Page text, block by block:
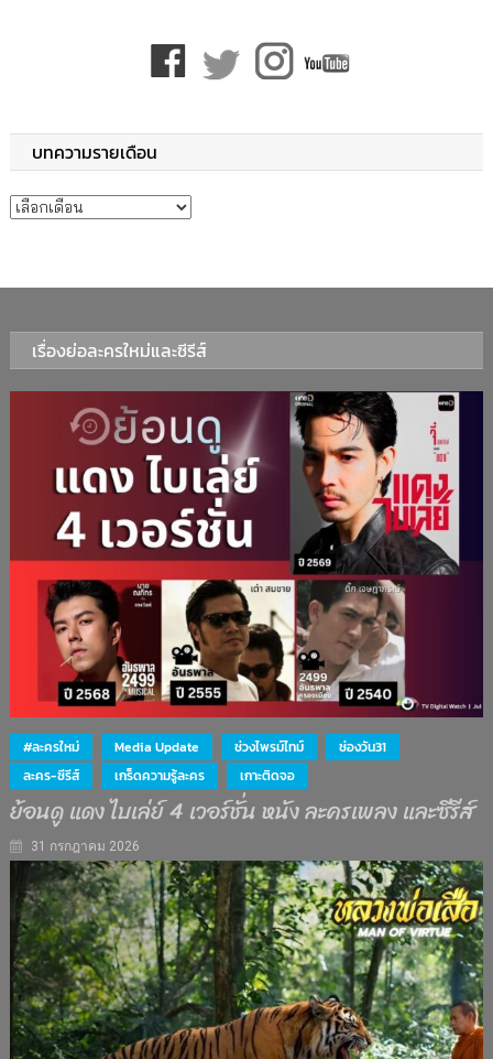
บทความรายเดือน
บทความรายเดือน
เรื่องย่อละครใหม่และซีรีส์
#ละครใหม่ Media Update ช่วงไพรม์ไทม์
ช่องวัน31
ละคร-ซีรีส์
เกร็ดความรู้ละคร เกาะติดจอ
ย้อนดู แดง ไบเล่ย์ 4 เวอร์ชั่น หนัง ละครเพลง และซีรีส์
31 กรกฎาคม 2026